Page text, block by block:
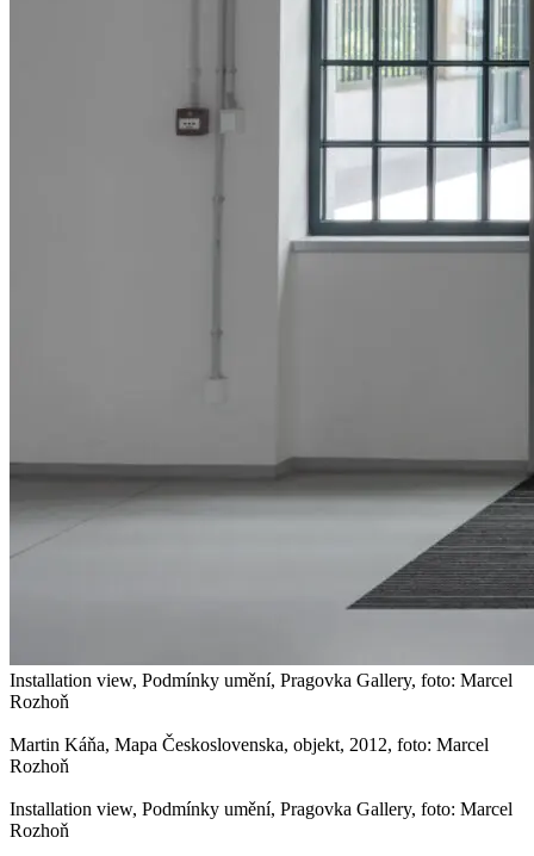
Installation view, Podmínky umění, Pragovka Gallery, foto: Marcel
Rozhoň
Martin Káňa, Mapa Československa, objekt, 2012, foto: Marcel
Rozhoň
Installation view, Podmínky umění, Pragovka Gallery, foto: Marcel
Rozhoň